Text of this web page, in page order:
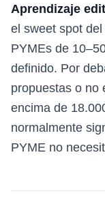
Aprendizaje
el sweet spot
PYMEs de
definido. Por
propuestas o no
encima de
normalmente
PYME no